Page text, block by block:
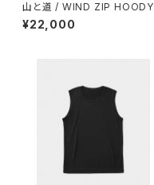
山と道 / WIND ZIP HOODY
（UNISEX）
¥22,000